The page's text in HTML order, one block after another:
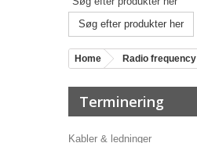
Søg efter produkter her
Home Radio frequency
Terminering
Kabler & ledninger